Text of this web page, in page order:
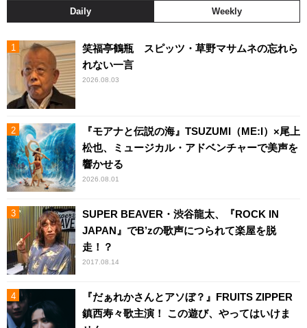
Daily Weekly
笑福亭鶴瓶 スピッツ・草野マサムネの忘れら
れない一言
2026.08.03
『モアナと伝説の海』TSUZUMI（ME:I）×尾上
松也、ミュージカル・アドベンチャーで美声を
響かせる
2026.08.01
SUPER BEAVER・渋谷龍太、『ROCK IN
JAPAN』でB’zの歌声につられて楽屋を脱
走！？
2017.08.14
『だぁれかさんとアソぼ？』FRUITS ZIPPER
鎮西寿々歌主演！ この遊び、やってはいけま